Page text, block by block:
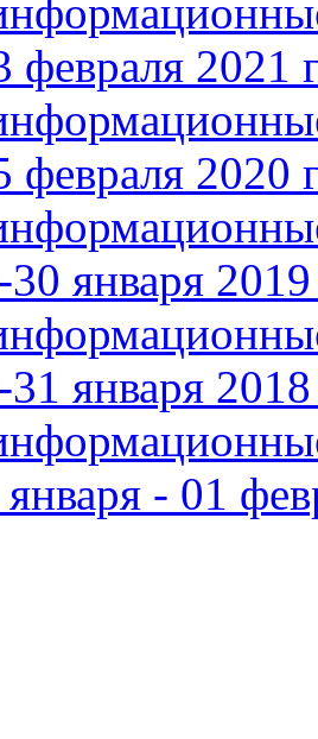
февраля 2021
февраля 2020
января 2019
января 2018
- 01